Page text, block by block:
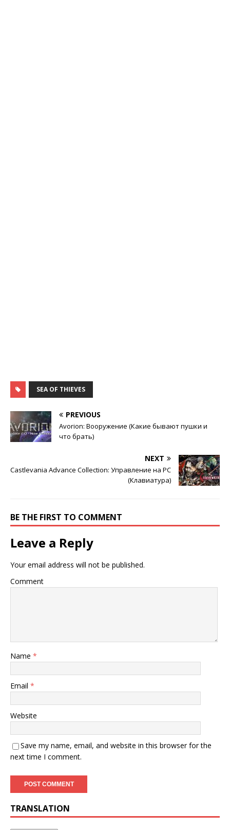
SEA OF THIEVES
PREVIOUS
Avorion: Вооружение (Какие бывают пушки и
что брать)
NEXT
Castlevania Advance Collection: Управление на PC
(Клавиатура)
BE THE FIRST TO COMMENT
Leave a Reply
Your email address will not be published.
Comment
Name *
Email *
Website
Save my name, email, and website in this browser for the
next time I comment.
TRANSLATION